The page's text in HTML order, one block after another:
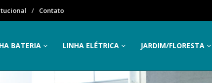
Contato
BATERIA LINHA ELÉTRICA JARDIM/FLORESTA